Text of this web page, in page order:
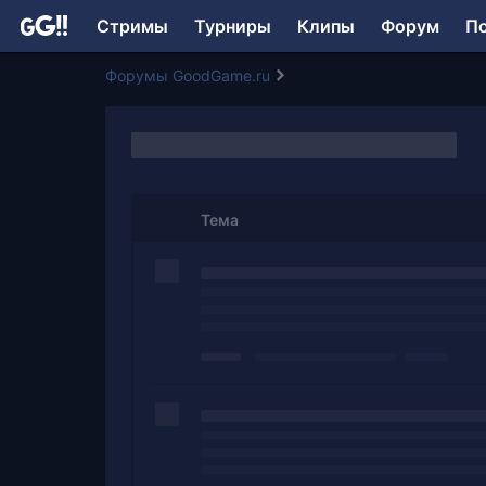
Стримы Турниры Клипы Форум
Форумы GoodGame.ru
Тема